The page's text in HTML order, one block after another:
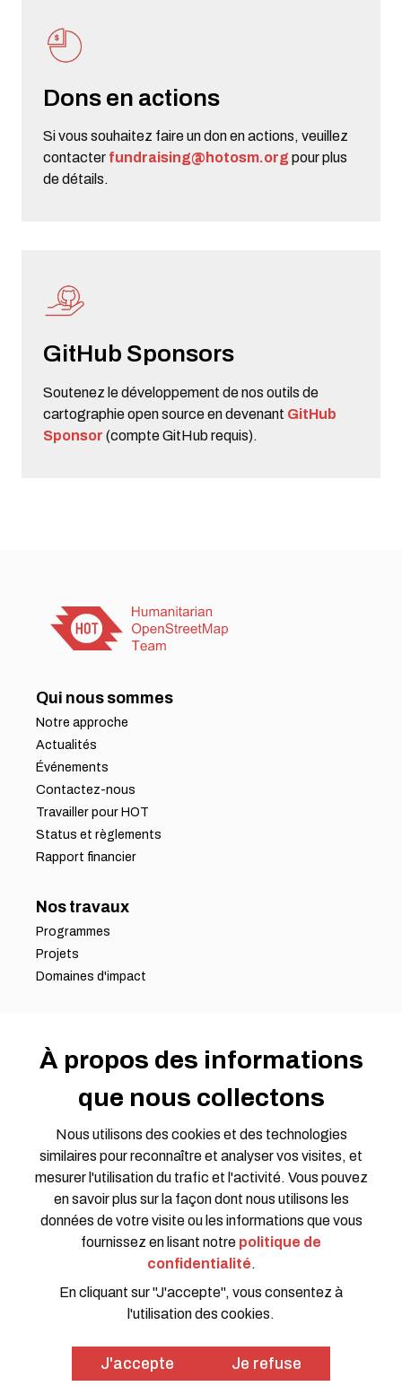
Dons en actions
Si vous souhaitez faire un don en actions, veuillez
contacter fundraising@hotosm.org pour plus
de détails.
GitHub Sponsors
Soutenez le développement de nos outils de
cartographie open source en devenant GitHub
Sponsor (compte GitHub requis).
Qui nous sommes
Notre approche
Actualités
Événements
Contactez-nous
Travailler pour HOT
Status et règlements
Rapport financier
Nos travaux
Programmes
Projets
Domaines d'impact
Devenir partenaire
Offres d'emploi
Opportunités de bénévolat
Groupes de travail
Rejoindre la conversation
© 2026 HOTOSM all rights reserved. Website Design by
SWOON CREATIVE MEDIA
À propos des informations
que nous collectons
Nous utilisons des cookies et des technologies
similaires pour reconnaître et analyser vos visites, et
mesurer l'utilisation du trafic et l'activité. Vous pouvez
en savoir plus sur la façon dont nous utilisons les
données de votre visite ou les informations que vous
fournissez en lisant notre politique de
confidentialité.
En cliquant sur "J'accepte", vous consentez à
l'utilisation des cookies.
J'accepte Je refuse